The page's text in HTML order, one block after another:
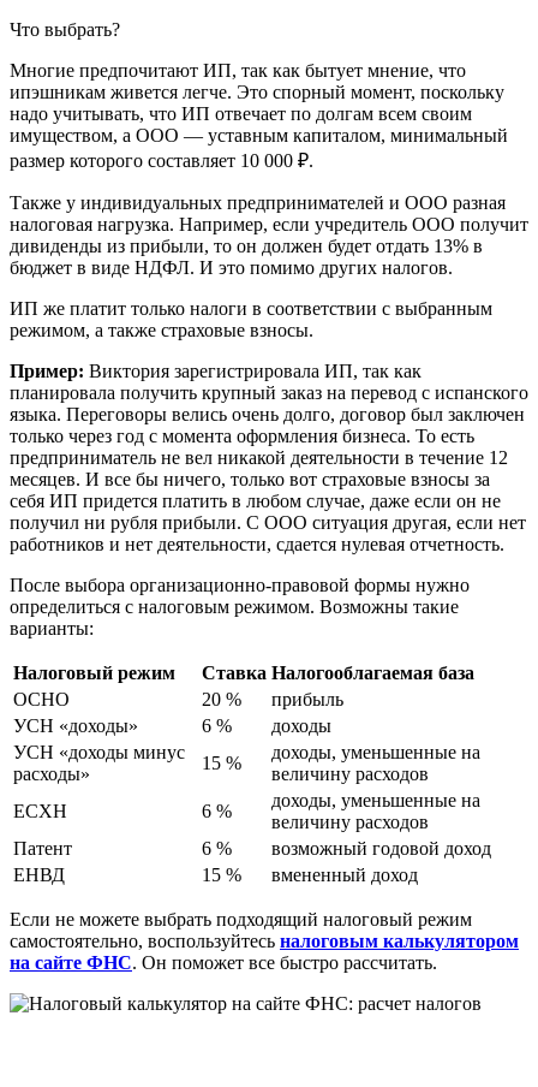
Что выбрать?
Многие предпочитают ИП, так как бытует мнение, что
ипэшникам живется легче. Это спорный момент, поскольку
надо учитывать, что ИП отвечает по долгам всем своим
имуществом, а ООО — уставным капиталом, минимальный
размер которого составляет 10 000 ₽.
Также у индивидуальных предпринимателей и ООО разная
налоговая нагрузка. Например, если учредитель ООО получит
дивиденды из прибыли, то он должен будет отдать 13% в
бюджет в виде НДФЛ. И это помимо других налогов.
ИП же платит только налоги в соответствии с выбранным
режимом, а также страховые взносы.
Пример: Виктория зарегистрировала ИП, так как
планировала получить крупный заказ на перевод с испанского
языка. Переговоры велись очень долго, договор был заключен
только через год с момента оформления бизнеса. То есть
предприниматель не вел никакой деятельности в течение 12
месяцев. И все бы ничего, только вот страховые взносы за
себя ИП придется платить в любом случае, даже если он не
получил ни рубля прибыли. С ООО ситуация другая, если нет
работников и нет деятельности, сдается нулевая отчетность.
После выбора организационно-правовой формы нужно
определиться с налоговым режимом. Возможны такие
варианты:
Налоговый режим Ставка Налогооблагаемая база
ОСНО
20 %
прибыль
УСН «доходы»
6 %
доходы
УСН «доходы минус
расходы»
15 %
доходы, уменьшенные на
величину расходов
ЕСХН
6 %
доходы, уменьшенные на
величину расходов
Патент
6 %
возможный годовой доход
ЕНВД
15 % вмененный доход
Если не можете выбрать подходящий налоговый режим
самостоятельно, воспользуйтесь налоговым калькулятором
на сайте ФНС. Он поможет все быстро рассчитать.